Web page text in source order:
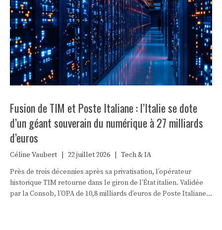
Fusion de TIM et Poste Italiane : l’Italie se dote
d’un géant souverain du numérique à 27 milliards
d’euros
Céline Vaubert 22 juillet 2026
Tech & IA
Près de trois décennies après sa privatisation, l’opérateur
historique TIM retourne dans le giron de l’État italien. Validée
par la Consob, l’OPA de 10,8 milliards d’euros de Poste Italiane